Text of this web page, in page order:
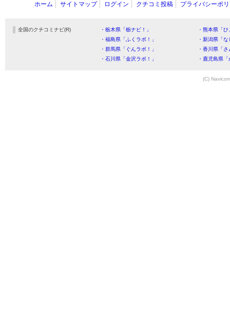
ホーム サイトマップ ログイン クチコミ投稿 プライバシーポ
全国のクチコミナビ(R) ・栃木県「栃ナビ！」
・熊本県「
・福島県「ふくラボ！」
・新潟県「
・群馬県「ぐんラボ！」
・香川県「
・石川県「金沢ラボ！」
・鹿児島県
(C)